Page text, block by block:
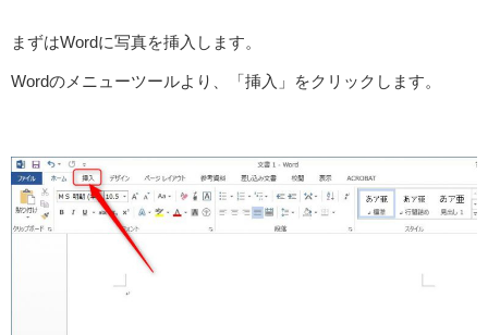
まずはWordに写真を挿入します。
Wordのメニューツールより、「挿入」をクリックします。